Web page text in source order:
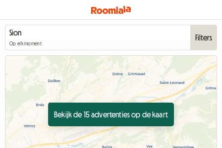
Op elk moment
Filters
Bekijk de 15 advertenties op de kaart